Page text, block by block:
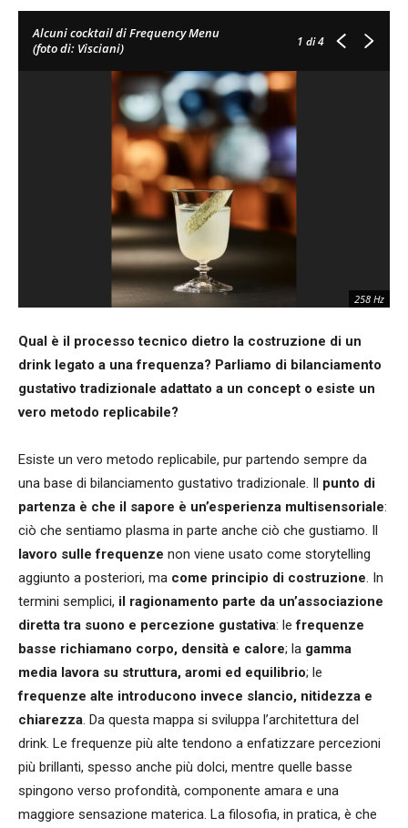
Alcuni cocktail di Frequency Menu
(foto di: Visciani)
1 di 4
258 Hz
Qual è il processo tecnico dietro la costruzione di un
drink legato a una frequenza? Parliamo di bilanciamento
gustativo tradizionale adattato a un concept o esiste un
vero metodo replicabile?
Esiste un vero metodo replicabile, pur partendo sempre da
una base di bilanciamento gustativo tradizionale. Il punto di
partenza è che il sapore è un’esperienza multisensoriale:
ciò che sentiamo plasma in parte anche ciò che gustiamo. Il
lavoro sulle frequenze non viene usato come storytelling
aggiunto a posteriori, ma come principio di costruzione. In
termini semplici, il ragionamento parte da un’associazione
diretta tra suono e percezione gustativa: lefrequenze
basse richiamano corpo, densità e calore; la gamma
media lavora su struttura, aromi ed equilibrio; le
frequenze alte introducono invece slancio, nitidezza e
chiarezza. Da questa mappa si sviluppa l’architettura del
drink. Le frequenze più alte tendono a enfatizzare percezioni
più brillanti, spesso anche più dolci, mentre quelle basse
spingono verso profondità, componente amara e una
maggiore sensazione materica. La filosofia, in pratica, è che